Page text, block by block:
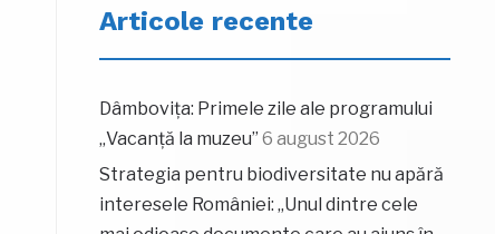
Articole recente
Dâmbovița: Primele zile ale programului
„Vacanță la muzeu” 6 august 2026
Strategia pentru biodiversitate nu apără
interesele României: „Unul dintre cele